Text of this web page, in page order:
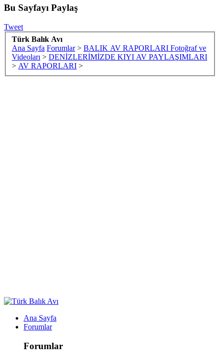
Bu Sayfayı Paylaş
Tweet
Türk Balık Avı
Ana Sayfa Forumlar > BALIK AV RAPORLARI Fotoğraf ve
Videoları > DENİZLERİMİZDE KIYI AV PAYLAŞIMLARI
> AV RAPORLARI >
Ana Sayfa
Forumlar
Forumlar